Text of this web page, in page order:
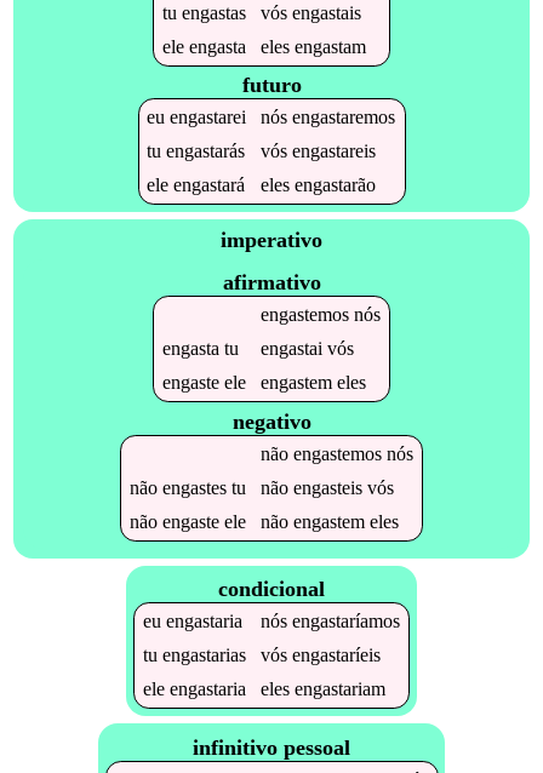
tu engastas vós engastais
ele engasta eles engastam
futuro
euengastarei nósengastaremos
tuengastarás vósengastareis
eleengastará elesengastarão
imperativo
afirmativo
engastemosnós
engasta tu engastai vós
engasteele engastemeles
negativo
não engastemosnós
não engastestu não engasteisvós
não engasteele não engastemeles
condicional
eu engastaria nós engastaríamos
tu engastarias vós engastaríeis
ele engastaria eles engastariam
infinitivo pessoal